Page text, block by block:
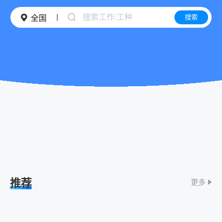
全国 搜索工作/工种 搜索
推荐 更多